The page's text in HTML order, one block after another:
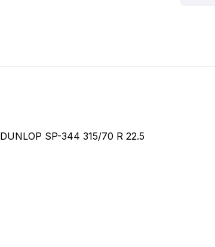
DUNLOP SP-344 315/70 R 22.5